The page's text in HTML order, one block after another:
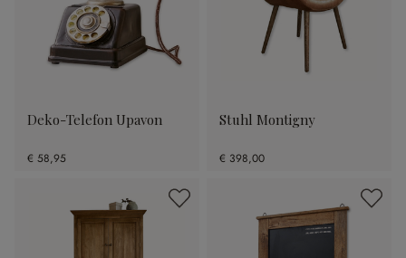
Deko-Telefon Upavon
€ 58,95
Stuhl Montigny
€ 398,00